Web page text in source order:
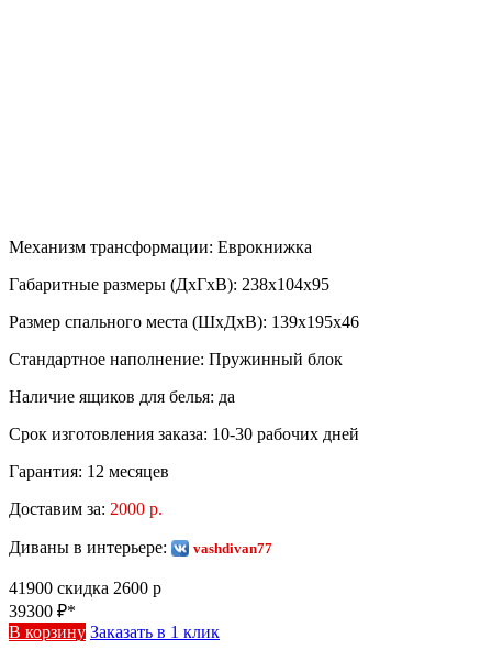
Механизм трансформации: Еврокнижка
Габаритные размеры (ДхГхВ): 238х104х95
Размер спального места (ШхДхВ): 139х195х46
Стандартное наполнение: Пружинный блок
Наличие ящиков для белья: да
Срок изготовления заказа: 10-30 рабочих дней
Гарантия: 12 месяцев
Доставим за: 2000 р.
Диваны в интерьере: vashdivan77
41900 скидка 2600 р
39300 ₽*
В корзину Заказать в 1 клик